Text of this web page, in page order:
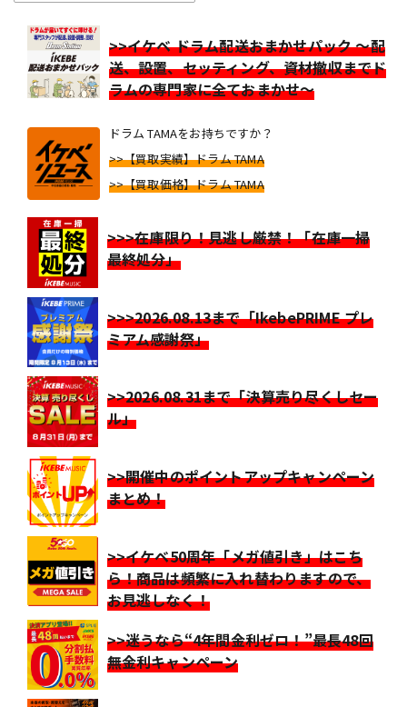
>>イケベ ドラム配送おまかせパック ～配
送、設置、セッティング、資材撤収までド
ラムの専門家に全ておまかせ～
ドラム TAMAをお持ちですか？
>>【買取実績】ドラム TAMA
>>【買取価格】ドラム TAMA
>>>在庫限り！見逃し厳禁！「在庫一掃
最終処分」
>>>2026.08.13まで「IkebePRIME プレ
ミアム感謝祭」
>>2026.08.31まで「決算売り尽くしセー
ル」
>>開催中のポイントアップキャンペーン
まとめ！
>>イケベ50周年「メガ値引き」はこち
ら！商品は頻繁に入れ替わりますので、
お見逃しなく！
>>迷うなら“4年間金利ゼロ！”最長48回
無金利キャンペーン